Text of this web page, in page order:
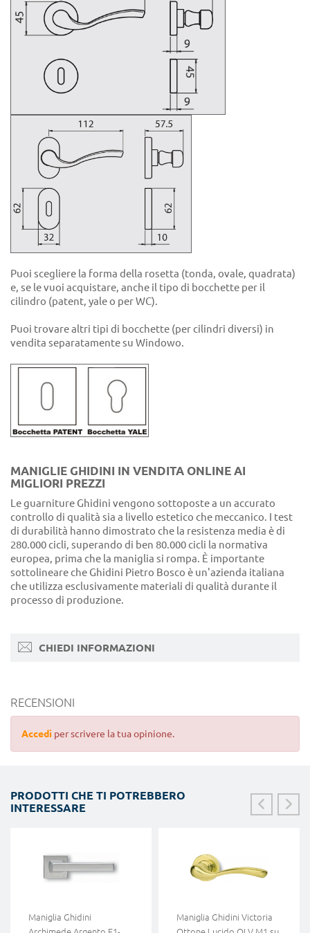
Puoi scegliere la forma della rosetta (tonda, ovale, quadrata)
e, se le vuoi acquistare, anche il tipo di bocchette per il
cilindro (patent, yale o per WC).
Puoi trovare altri tipi di bocchette (per cilindri diversi) in
vendita separatamente su Windowo.
MANIGLIE GHIDINI IN VENDITA ONLINE AI
MIGLIORI PREZZI
Le guarniture Ghidini vengono sottoposte a un accurato
controllo di qualità sia a livello estetico che meccanico. I test
di durabilità hanno dimostrato che la resistenza media è di
280.000 cicli, superando di ben 80.000 cicli la normativa
europea, prima che la maniglia si rompa. È importante
sottolineare che Ghidini Pietro Bosco è un'azienda italiana
che utilizza esclusivamente materiali di qualità durante il
processo di produzione.
CHIEDI INFORMAZIONI
RECENSIONI
Accedi per scrivere la tua opinione.
PRODOTTI CHE TI POTREBBERO
INTERESSARE
Maniglia Ghidini
Maniglia Ghidini Victoria